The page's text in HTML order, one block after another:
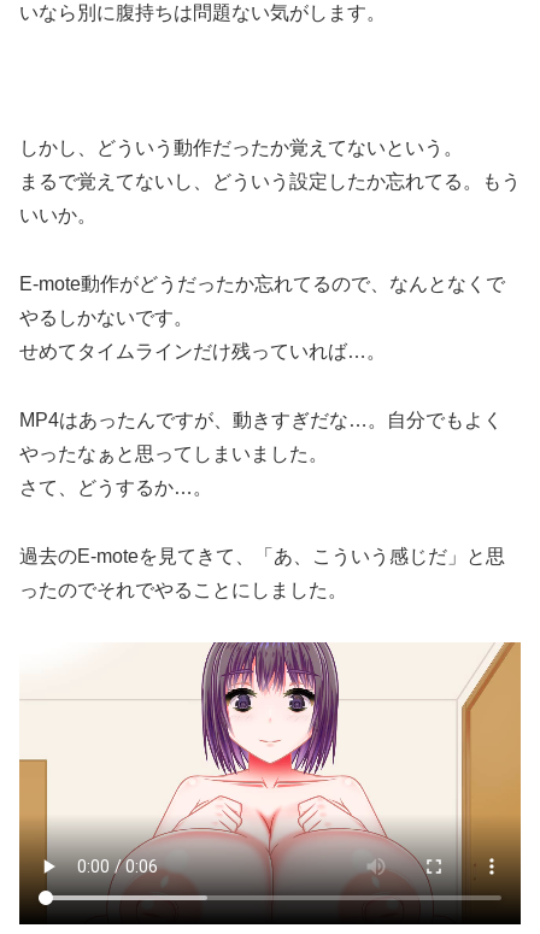
いなら別に腹持ちは問題ない気がします。
しかし、どういう動作だったか覚えてないという。
まるで覚えてないし、どういう設定したか忘れてる。もう
いいか。
E-mote動作がどうだったか忘れてるので、なんとなくで
やるしかないです。
せめてタイムラインだけ残っていれば…。
MP4はあったんですが、動きすぎだな…。自分でもよく
やったなぁと思ってしまいました。
さて、どうするか…。
過去のE-moteを見てきて、「あ、こういう感じだ」と思
ったのでそれでやることにしました。